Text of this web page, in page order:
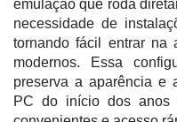
emulação que roda
necessidade de
tornando fácil entrar na
modernos. Essa
preserva a aparência e
PC do início dos anos